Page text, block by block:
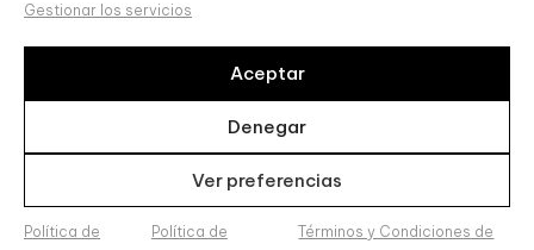
Gestionar los servicios
Aceptar
Denegar
Ver preferencias
Política de
Política de
Términos y Condiciones de
Boutique Granada SL, ha sido beneficiaria de Fondos
las PYMES, y gracias al cual ha puesto en marcha un Plan de
Acción con el objetivo de reforzar la digitalización y la
competitividad de las pymes durante el año 2024. Para ello
ha contado con el apoyo del Programa Pyme Digital de la
Cámara de Comercio de Granada. #EuropaSeSiente